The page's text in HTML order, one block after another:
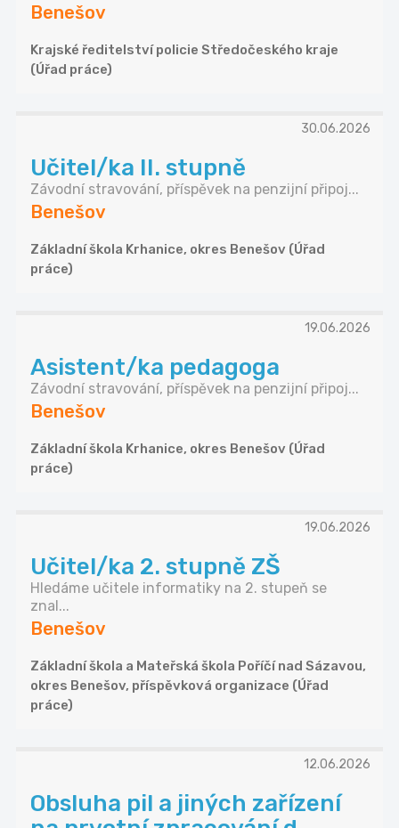
Benešov
Krajské ředitelství policie Středočeského kraje
(Úřad práce)
30.06.2026
Učitel/ka II. stupně
Závodní stravování, příspěvek na penzijní připoj...
Benešov
Základní škola Krhanice, okres Benešov (Úřad
práce)
19.06.2026
Asistent/ka pedagoga
Závodní stravování, příspěvek na penzijní připoj...
Benešov
Základní škola Krhanice, okres Benešov (Úřad
práce)
19.06.2026
Učitel/ka 2. stupně ZŠ
Hledáme učitele informatiky na 2. stupeň se
znal...
Benešov
Základní škola a Mateřská škola Poříčí nad Sázavou,
okres Benešov, příspěvková organizace (Úřad
práce)
12.06.2026
Obsluha pil a jiných zařízení